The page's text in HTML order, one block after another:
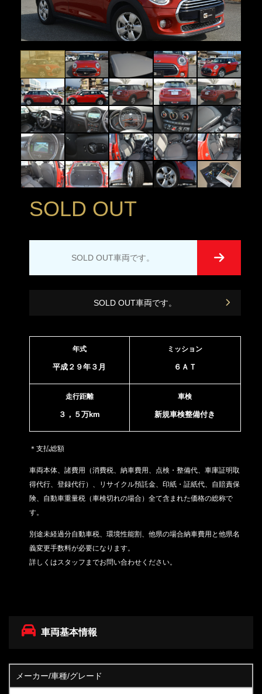
SOLD OUT
SOLD OUT車両です。
SOLD OUT車両です。
年式
平成２９年３月
ミッション
６ＡＴ
走行距離
３，５万km
車検
新規車検整備付き
＊支払総額
車両本体、諸費用（消費税、納車費用、点検・整備代、車庫証明取
得代行、登録代行）、リサイクル預託金、印紙・証紙代、 自賠責保
険、自動車重量税（車検切れの場合） 全て含まれた価格の総称で
す。
別途未経過分自動車税、環境性能割、他県の場合納車費用と他県名
義変更手数料が必要になります。
詳しくはスタッフまでお問い合わせください。
車両基本情報
メーカー/車種/グレード